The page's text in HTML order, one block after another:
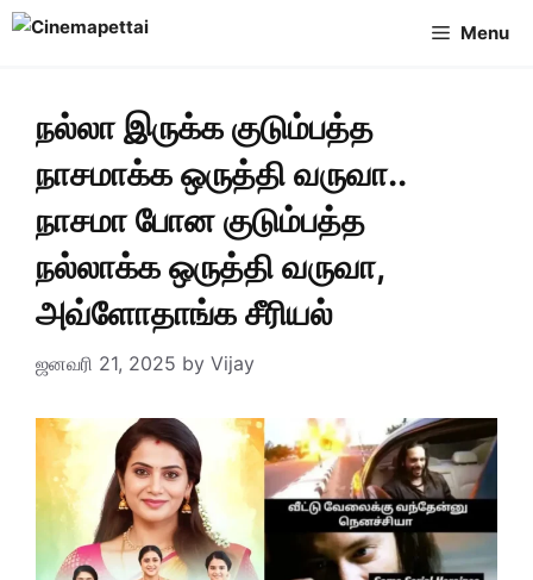
Skip
Menu
நல்லா இருக்க குடும்பத்த
நாசமாக்க ஒருத்தி வருவா..
நாசமா போன குடும்பத்த
நல்லாக்க ஒருத்தி வருவா,
அவ்ளோதாங்க சீரியல்
ஜனவரி 21, 2025 by Vijay